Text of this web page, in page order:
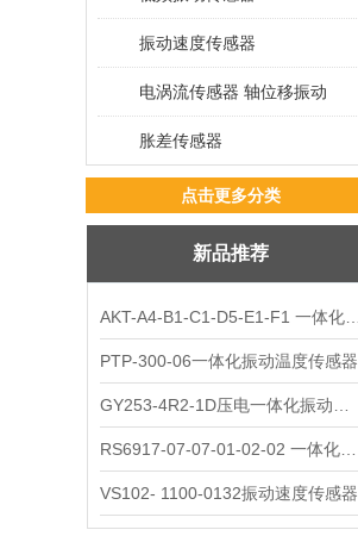
振动速度传感器
电涡流传感器 轴位移振动
胀差传感器
点击更多分类
新品推荐
PTP-300-06一体化振动温度传感器
VS102- 1100-0132振动速度传感器